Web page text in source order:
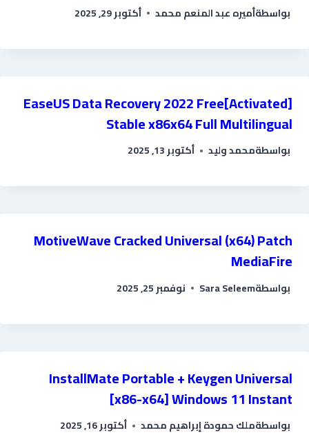
بواسطةأميره عبد المنعم محمد أكتوبر 29, 2025
EaseUS Data Recovery 2022 Free[Activated]
Stable x86x64 Full Multilingual
بواسطةمحمد وليد أكتوبر 13, 2025
MotiveWave Cracked Universal (x64) Patch
MediaFire
بواسطةSara Seleem نوفمبر 25, 2025
InstallMate Portable + Keygen Universal
[x86-x64] Windows 11 Instant
بواسطةملك حمودة إبراهيم محمد أكتوبر 16, 2025